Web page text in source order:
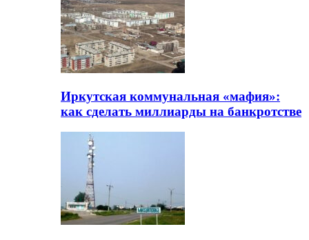
Иркутская коммунальная «мафия»:
как сделать миллиарды на банкротстве